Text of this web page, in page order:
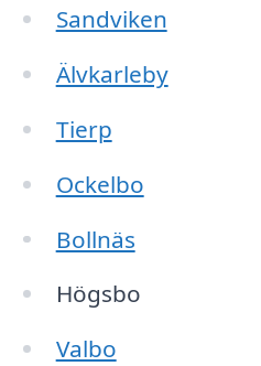
Sandviken
Älvkarleby
Tierp
Ockelbo
Bollnäs
Högsbo
Valbo